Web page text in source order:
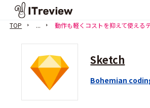
TOP ... 動作も軽くコストを抑えて使える
Sketch
Bohemian